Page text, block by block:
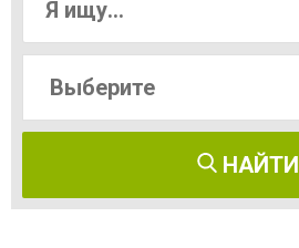
НАЙТИ